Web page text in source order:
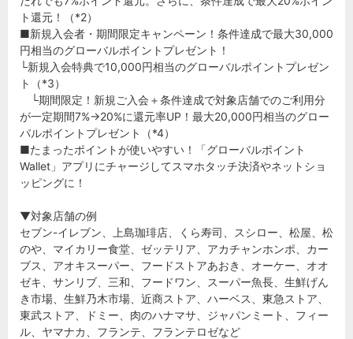
ト還元！（*2）
■新規入会者・期間限定キャンペーン！条件達成で最大30,000
円相当のグローバルポイントプレゼント！
└新規入会特典で10,000円相当のグローバルポイントプレゼン
ト（*3）
└期間限定！新規ご入会＋条件達成で対象店舗でのご利用分
が一定期間7%→20%に還元率UP！最大20,000円相当のグロー
バルポイントプレゼント（*4）
■たまったポイントが使いやすい！「グローバルポイント
Wallet」アプリにチャージしてスマホタッチ決済やネットショ
ッピングに！
▼対象店舗の例
セブン-イレブン、上島珈琲店、くら寿司、スシロー、松屋、松
のや、マイカリー食堂、ゼッテリア、アカチャンホンポ、カー
ブス、アオキスーパー、フードストアあおき、オーケー、オオ
ゼキ、サンリブ、三和、フードワン、スーパー魚長、生鮮げん
き市場、生鮮乃木市場、近商ストア、ハーベス、東急ストア、
東武ストア、ドミー、肉のハナマサ、ジャパンミート、フィー
ル、ヤマナカ、フランテ、フランテロゼなど